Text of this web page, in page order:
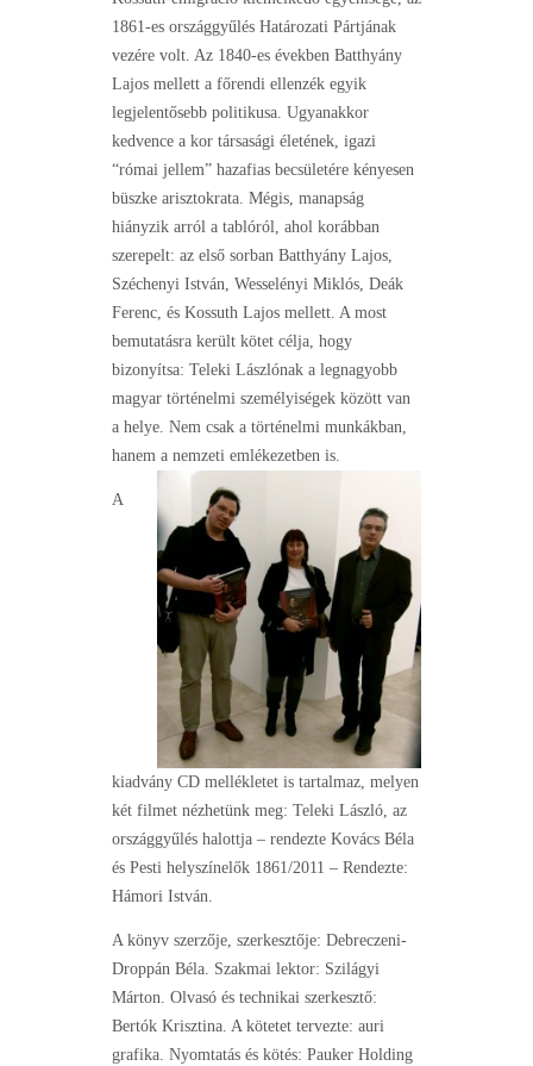
1861-es országgyűlés Határozati Pártjának
vezére volt. Az 1840-es években Batthyány
Lajos mellett a főrendi ellenzék egyik
legjelentősebb politikusa. Ugyanakkor
kedvence a kor társasági életének, igazi
“római jellem” hazafias becsületére kényesen
büszke arisztokrata. Mégis, manapság
hiányzik arról a tablóról, ahol korábban
szerepelt: az első sorban Batthyány Lajos,
Széchenyi István, Wesselényi Miklós, Deák
Ferenc, és Kossuth Lajos mellett. A most
bemutatásra került kötet célja, hogy
bizonyítsa: Teleki Lászlónak a legnagyobb
magyar történelmi személyiségek között van
a helye. Nem csak a történelmi munkákban,
hanem a nemzeti emlékezetben is.
A
kiadvány CD mellékletet is tartalmaz, melyen
két filmet nézhetünk meg: Teleki László, az
országgyűlés halottja – rendezte Kovács Béla
és Pesti helyszínelők 1861/2011 – Rendezte:
Hámori István.
A könyv szerzője, szerkesztője: Debreczeni-
Droppán Béla. Szakmai lektor: Szilágyi
Márton. Olvasó és technikai szerkesztő:
Bertók Krisztina. A kötetet tervezte: auri
grafika. Nyomtatás és kötés: Pauker Holding